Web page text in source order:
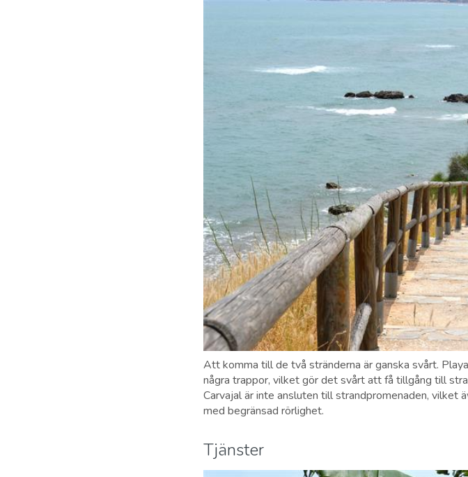
Att komma till de två stränderna är ganska svårt.
några trappor, vilket gör det svårt att få tillgång till
Carvajal är inte ansluten till strandpromenaden, vilket
med begränsad rörlighet.
Tjänster